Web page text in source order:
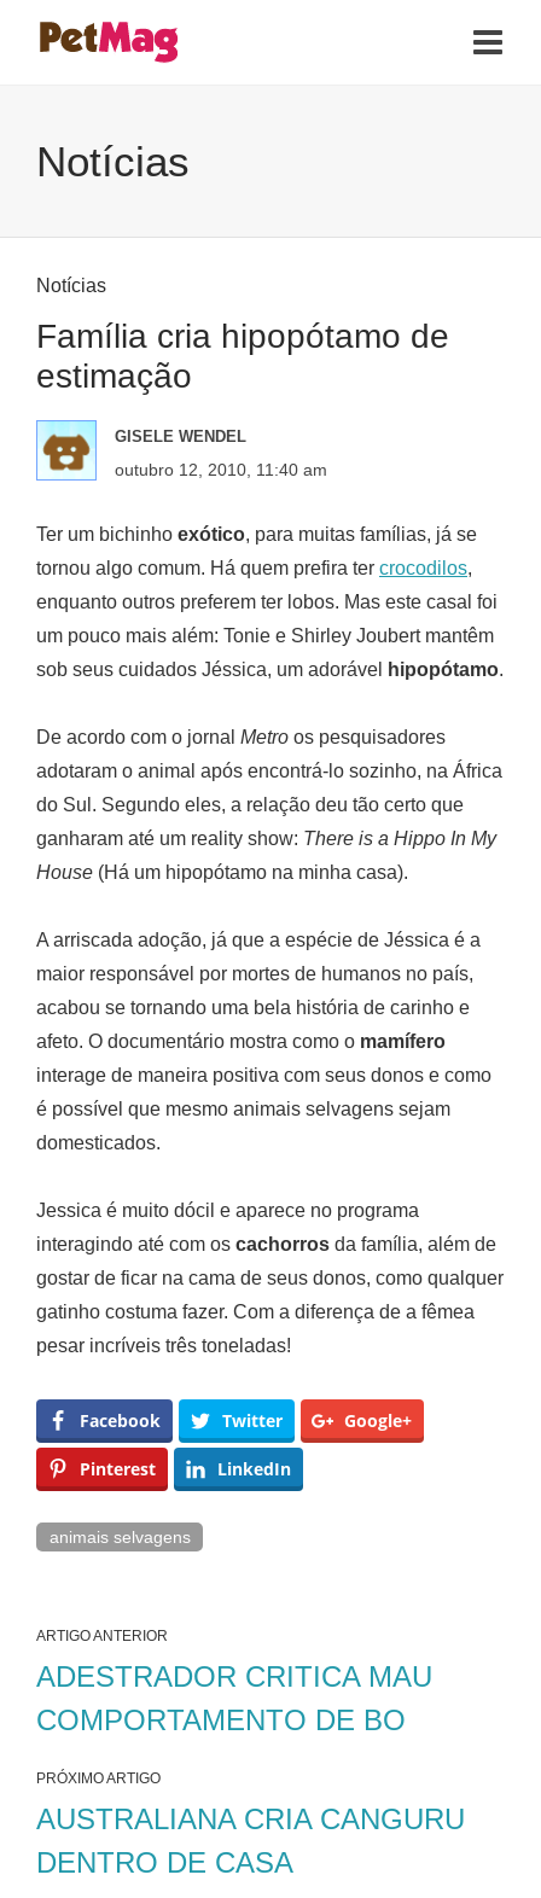
Notícias
Notícias
Família cria hipopótamo de
estimação
GISELE WENDEL
outubro 12, 2010, 11:40 am
Ter um bichinho exótico, para muitas famílias, já se
tornou algo comum. Há quem prefira ter crocodilos,
enquanto outros preferem ter lobos. Mas este casal foi
um pouco mais além: Tonie e Shirley Joubert mantêm
sob seus cuidados Jéssica, um adorável
hipopótamo.
De acordo com o jornal Metro os pesquisadores
adotaram o animal após encontrá-lo sozinho, na África
do Sul. Segundo eles, a relação deu tão certo que
ganharam até um reality show: There is a Hippo In My
House (Há um hipopótamo na minha casa).
A arriscada adoção, já que a espécie de Jéssica é a
maior responsável por mortes de humanos no país,
acabou se tornando uma bela história de carinho e
afeto. O documentário mostra como o mamífero
interage de maneira positiva com seus donos e como
é possível que mesmo animais selvagens sejam
domesticados.
Jessica é muito dócil e aparece no programa
interagindo até com os cachorros da família, além de
gostar de ficar na cama de seus donos, como qualquer
gatinho costuma fazer. Com a diferença de a fêmea
pesar incríveis três toneladas!
Facebook Twitter Google+
Pinterest LinkedIn
animais selvagens
ARTIGO ANTERIOR
ADESTRADOR CRITICA MAU
COMPORTAMENTO DE BO
PRÓXIMO ARTIGO
AUSTRALIANA CRIA CANGURU
DENTRO DE CASA